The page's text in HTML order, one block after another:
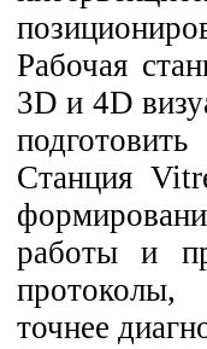
Рабочая
3D и 4D
Станция
работы и
протоколы,
точнее